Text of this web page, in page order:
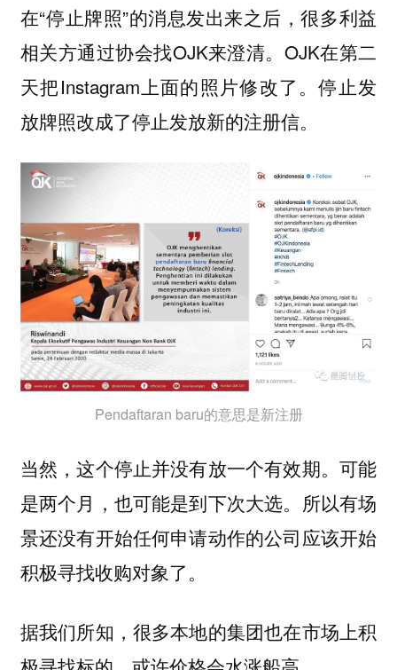
在“停止牌照”的消息发出来之后，很多利益
相关方通过协会找OJK来澄清。OJK在第二
天把Instagram上面的照片修改了。停止发
放牌照改成了停止发放新的注册信。
Pendaftaran baru的意思是新注册
当然，这个停止并没有放一个有效期。可能
是两个月，也可能是到下次大选。所以有场
景还没有开始任何申请动作的公司应该开始
积极寻找收购对象了。
据我们所知，很多本地的集团也在市场上积